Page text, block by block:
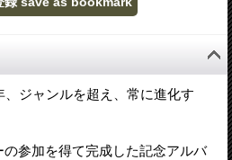
ジャンルを超え、常に進化す
参加を得て完成した記念アルバ